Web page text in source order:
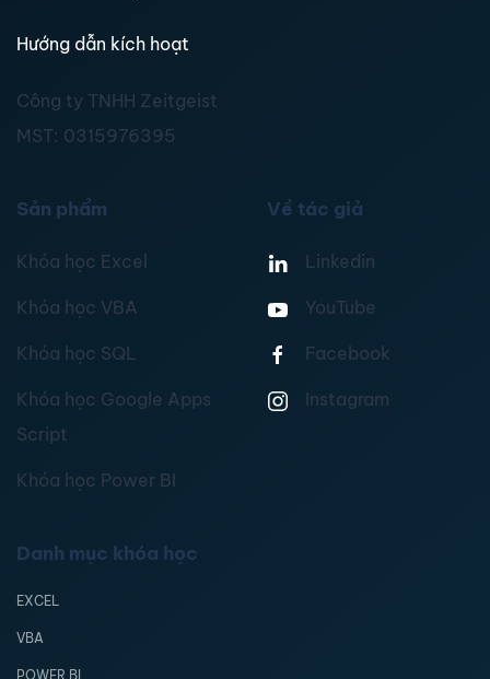
Hướng dẫn kích hoạt
Công ty TNHH Zeitgeist
MST: 0315976395
Sản phẩm
Khóa học Excel
Khóa học VBA
Khóa học SQL
Khóa học Google Apps
Script
Khóa học Power BI
Về tác giả
Linkedin
YouTube
Facebook
Instagram
Danh mục khóa học
EXCEL
VBA
POWER BI